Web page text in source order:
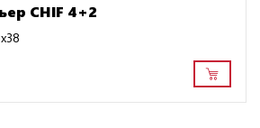
CHIF 4+2